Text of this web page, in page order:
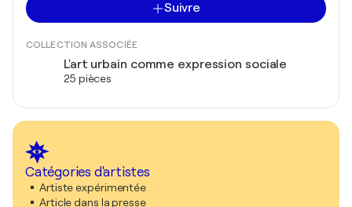
Suivre
COLLECTION ASSOCIÉE
L'art urbain comme expression sociale
25 pièces
Catégories d'artistes
Artiste expérimentée
Article dans la presse